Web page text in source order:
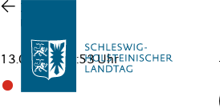
Zur
Übersicht
13.05.26 , 13:53 Uhr